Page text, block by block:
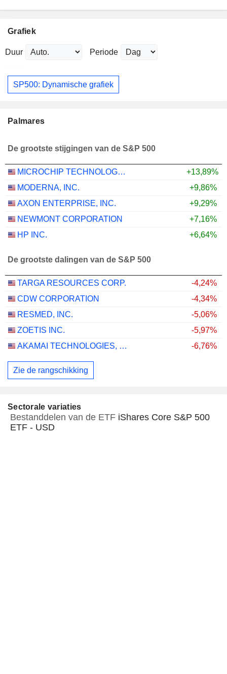
Grafiek
Duur Periode
SP500: Dynamische grafiek
Palmares
De grootste stijgingen van de S&P 500
MICROCHIP TECHNOLOGY INCORPORATED
+13,89%
MODERNA, INC.
+9,86%
AXON ENTERPRISE, INC.
+9,29%
NEWMONT CORPORATION
+7,16%
HP INC.
+6,64%
De grootste dalingen van de S&P 500
TARGA RESOURCES CORP.
-4,24%
CDW CORPORATION
-4,34%
RESMED, INC.
-5,06%
ZOETIS INC.
-5,97%
AKAMAI TECHNOLOGIES, INC.
-6,76%
Zie de rangschikking
Sectorale variaties
Bestanddelen van de ETF iShares Core S&P 500
ETF - USD